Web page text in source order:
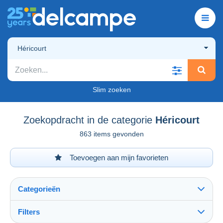
Héricourt
Slim zoeken
Zoekopdracht in de categorie Héricourt
863 items gevonden
Toevoegen aan mijn favorieten
Categorieën
Filters